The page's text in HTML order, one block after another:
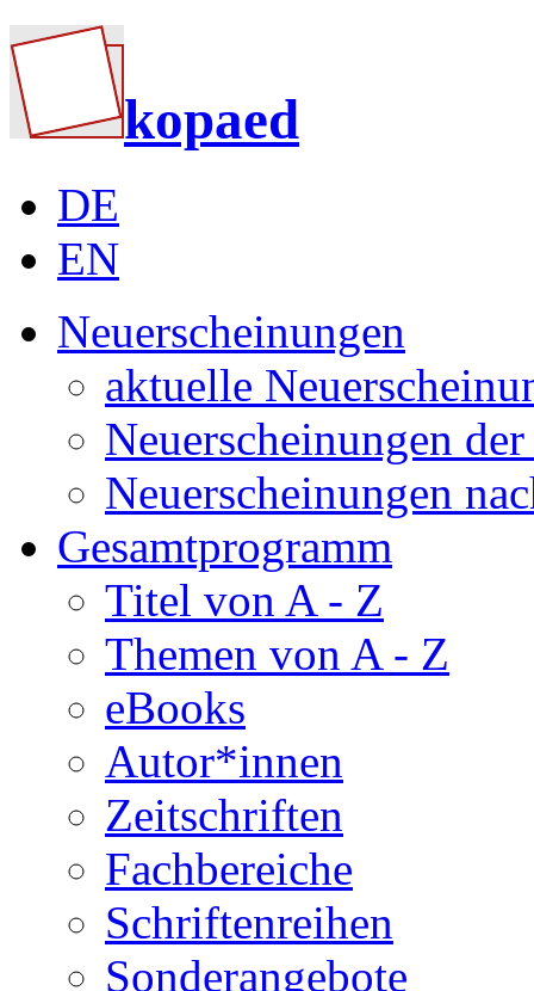
kopaed
DE
EN
Neuerscheinungen
aktuelle
Neuerscheinungen
Neuerscheinungen
Gesamtprogramm
Titel von A - Z
Themen von A - Z
eBooks
Autor*innen
Zeitschriften
Fachbereiche
Schriftenreihen
Sonderangebote